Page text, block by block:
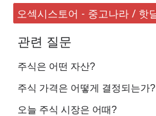
관련 질문
주식은 어떤 자산?
주식 가격은 어떻게 결정되는가?
오늘 주식 시장은 어때?